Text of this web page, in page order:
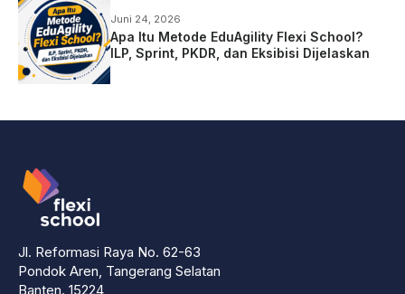
Juni 24, 2026
Apa Itu Metode EduAgility Flexi School?
ILP, Sprint, PKDR, dan Eksibisi Dijelaskan
Jl. Reformasi Raya No. 62-63
Pondok Aren, Tangerang Selatan
Banten. 15224